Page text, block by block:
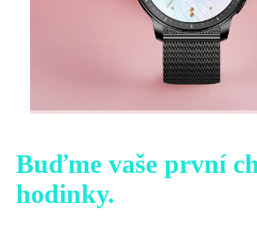
Buďme vaše první
hodinky.